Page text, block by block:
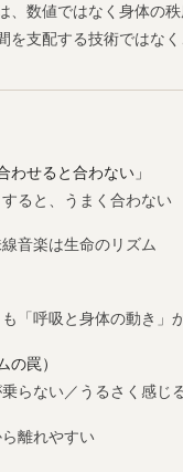
数値ではなく身体の
支配する技術ではな
せると合わない」
ると、うまく合わない
音楽は生命のリズム
「呼吸と身体の動き」
罠）
らない／うるさく感じ
離れやすい